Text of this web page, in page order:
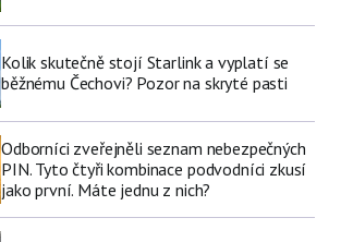
Kolik skutečně stojí Starlink a vyplatí se
běžnému Čechovi? Pozor na skryté pasti
Odborníci zveřejněli seznam nebezpečných
PIN. Tyto čtyři kombinace podvodníci zkusí
jako první. Máte jednu z nich?